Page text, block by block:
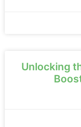
Unlocking